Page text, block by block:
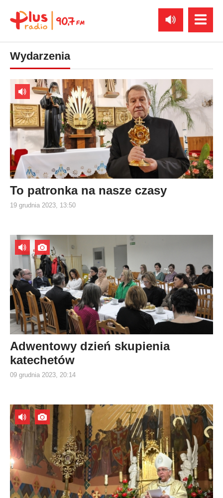
Wydarzenia
To patronka na nasze czasy
19 grudnia 2023, 13:50
Adwentowy dzień skupienia
katechetów
09 grudnia 2023, 20:14